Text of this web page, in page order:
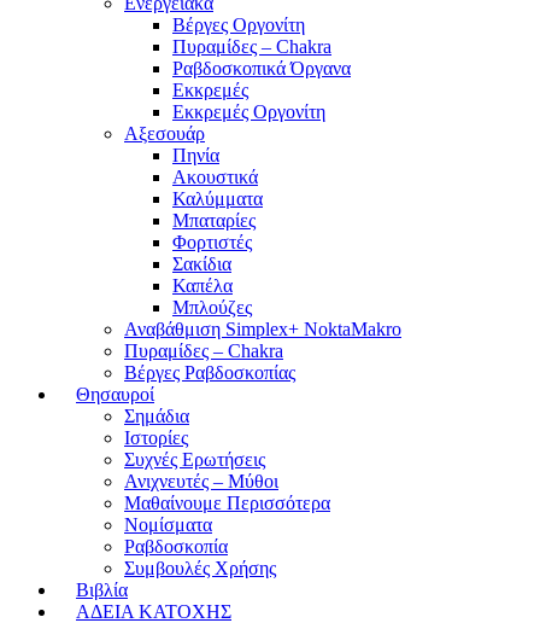
Βέργες Οργονίτη
Πυραμίδες – Chakra
Ραβδοσκοπικά Όργανα
Εκκρεμές
Εκκρεμές Οργονίτη
Αξεσουάρ
Πηνία
Ακουστικά
Καλύμματα
Μπαταρίες
Φορτιστές
Σακίδια
Καπέλα
Μπλούζες
Αναβάθμιση Simplex+ NoktaMakro
Πυραμίδες – Chakra
Βέργες Ραβδοσκοπίας
Θησαυροί
Σημάδια
Ιστορίες
Συχνές Ερωτήσεις
Ανιχνευτές – Μύθοι
Μαθαίνουμε Περισσότερα
Νομίσματα
Ραβδοσκοπία
Συμβουλές Χρήσης
Βιβλία
ΑΔΕΙΑ ΚΑΤΟΧΗΣ